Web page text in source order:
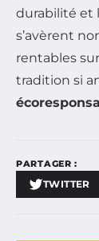
durabilité et
s’avèrent
rentables
tradition si
PARTAGER :
TWITTER